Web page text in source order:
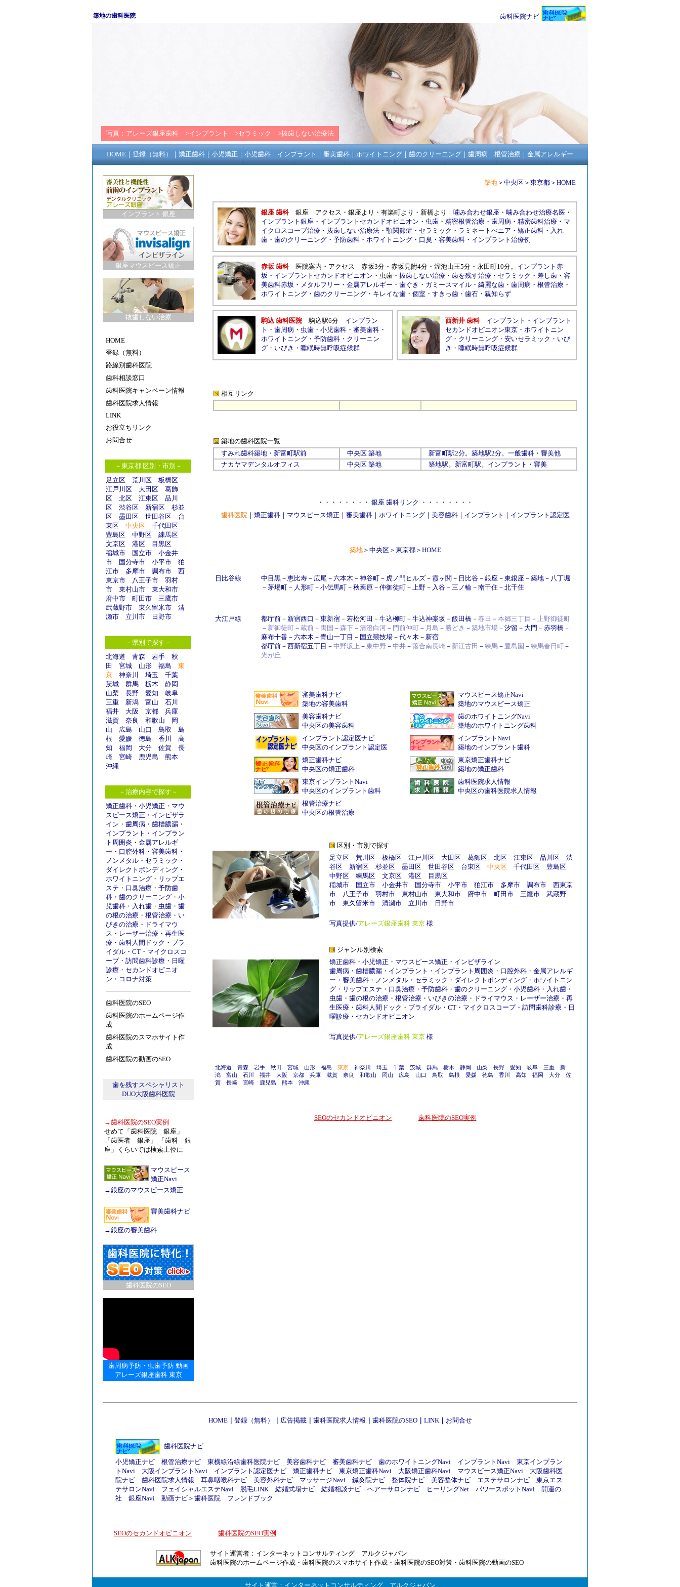
築地の歯科医院 歯科医院ナビ
写真： アレーズ銀座歯科 >インプラント >セラミック >抜歯しない治療法
HOME｜ 登録（無料） ｜ 矯正歯科｜ 小児矯正 ｜ 小児歯科｜ インプラント ｜ 審美歯科｜ ホワイトニング｜ 歯のクリーニング｜ 歯周病 ｜ 根管治療 ｜ 金属アレルギー
インプラント 銀座
銀座マウスピース矯正
抜歯しない治療
HOME
登録（無料）
路線別歯科医院
歯科相談窓口
歯科医院キャンペーン情報
歯科医院求人情報
LINK
お役立ちリンク
お問合せ
－東京都 区別・市別－
足立区
荒川区
板橋区
江戸川区
大田区
葛飾
区
北区 江東区
品川
区
渋谷区 新宿区
杉並
区
墨田区 世田谷区
台
東区
中央区
千代田区
豊島区
中野区
練馬区
文京区
港区
目黒区
稲城市
国立市 小金井
市
国分寺市 小平市
狛
江市
多摩市 調布市
西
東京市
八王子市
羽村
市
東村山市
東大和市
府中市
町田市
三鷹市
武蔵野市
東久留米市
清
瀬市
立川市 日野市
－県別で探す－
北海道
青森 岩手
秋
田
宮城 山形 福島
東
京
神奈川 埼玉
千葉
茨城
群馬 栃木
静岡
山梨
長野 愛知
岐阜
三重
新潟 富山
石川
福井
大阪 京都
兵庫
滋賀
奈良 和歌山
岡
山
広島 山口 鳥取
島
根
愛媛 徳島 香川
高
知
福岡 大分 佐賀
長
崎
宮崎 鹿児島
熊本
沖縄
－治療内容で探す－
矯正歯科 ・ 小児矯正 ・ マウ
スピース矯正 ・ インビザラ
イン ・ 歯周病 ・ 歯槽膿漏 ・
インプラント ・ インプラン
ト周囲炎 ・ 金属アレルギ
ー ・ 口腔外科 ・ 審美歯科 ・
ノンメタル ・ セラミック ・
ダイレクトボンディング ・
ホワイトニング ・ リップエ
ステ ・ 口臭治療 ・ 予防歯
科 ・ 歯のクリーニング ・ 小
児歯科 ・ 入れ歯 ・ 虫歯 ・ 歯
の根の治療 ・ 根管治療 ・ い
びきの治療 ・ ドライマウ
ス ・ レーザー治療 ・ 再生医
療 ・ 歯科人間ドック ・ ブラ
イダル ・ CT ・ マイクロスコ
ープ・ 訪問歯科診療 ・ 日曜
診療 ・ セカンドオピニオ
ン ・ コロナ対策
歯科医院のSEO
歯科医院のホームページ作
成
歯科医院のスマホサイト作
成
歯科医院の動画のSEO
歯を残すスペシャリスト
DUO大阪歯科医院
→歯科医院のSEO実例
せめて「歯科医院 銀座」
「歯医者 銀座」 「歯科 銀
座」くらいでは検索上位に
マウスピース
矯正Navi
→銀座のマウスピース矯正
審美歯科ナビ
→銀座の審美歯科
歯科医院のSEO
歯周病予防・ 虫歯予防動画
アレーズ銀座歯科 東京
築地 ＞ 中央区 ＞ 東京都 ＞ HOME
銀座 歯科 銀座 アクセス ・ 銀座より・ 有楽町より ・ 新橋より 噛み合わせ銀座 ・ 噛み合わせ治療名医 ・
インプラント銀座 ・ インプラントセカンドオピニオン ・ 虫歯 ・ 精密根管治療 ・ 歯周病 ・ 精密歯科治療 ・ マ
イクロスコープ治療 ・ 抜歯しない治療法 ・ 顎関節症 ・ セラミック ・ ラミネートべニア ・ 矯正歯科 ・ 入れ
歯 ・ 歯のクリーニング ・ 予防歯科 ・ ホワイトニング ・ 口臭 ・ 審美歯科 ・ インプラント治療例
赤坂 歯科 医院案内 ・ アクセス 赤坂3分・ 赤坂見附4分・ 溜池山王5分・ 永田町10分。 インプラント赤
坂 ・ インプラントセカンドオピニオン ・ 虫歯 ・ 抜歯しない治療 ・ 歯を残す治療 ・ セラミック ・ 差し歯 ・ 審
美歯科赤坂 ・ メタルフリー ・ 金属アレルギー ・ 歯ぐき ・ ガミースマイル ・ 綺麗な歯 ・ 歯周病 ・ 根管治療 ・
ホワイトニング ・ 歯のクリーニング ・ キレイな歯 ・ 個室 ・ すきっ歯 ・ 歯石 ・ 親知らず
駒込 歯科医院 駒込駅6分
インプラン
ト ・ 歯周病 ・ 虫歯 ・ 小児歯科 ・ 審美歯科 ・
ホワイトニング ・ 予防歯科 ・ クリーニン
グ ・ いびき ・ 睡眠時無呼吸症候群
西新井 歯科 インプラント ・ インプラント
セカンドオピニオン東京 ・ ホワイトニン
グ ・ クリーニング ・ 安いセラミック ・ いび
き ・ 睡眠時無呼吸症候群
相互リンク
築地の歯科医院一覧
すみれ歯科築地・新富町駅前
中央区 築地
新富町駅2分。築地駅2分。一般歯科・審美他
ナカヤマデンタルオフィス
中央区 築地 築地駅。新富町駅。インプラント・審美
・・・・・・・・ 銀座 歯科リンク ・・・・・・・・
歯科医院｜ 矯正歯科｜ マウスピース矯正 ｜ 審美歯科｜ ホワイトニング｜ 美容歯科｜ インプラント ｜ インプラント認定医
築地＞ 中央区＞ 東京都＞ HOME
日比谷線 中目黒－ 恵比寿－ 広尾－ 六本木 － 神谷町－ 虎ノ門ヒルズ－ 霞ヶ関 － 日比谷－ 銀座－ 東銀座－ 築地－ 八丁堀
－ 茅場町－ 人形町－ 小伝馬町－ 秋葉原－ 仲御徒町－ 上野－ 入谷－ 三ノ輪－ 南千住 － 北千住
大江戸線 都庁前－ 新宿西口 － 東新宿－ 若松河田 － 牛込柳町－ 牛込神楽坂 － 飯田橋－ 春日 － 本郷三丁目 － 上野御徒町
－ 新御徒町－ 蔵前 － 両国 － 森下－ 清澄白河－ 門前仲町－ 月島 － 勝どき － 築地市場－ 汐留 － 大門 － 赤羽橋－
麻布十番 － 六本木 － 青山一丁目 － 国立競技場－ 代々木 － 新宿
都庁前－ 西新宿五丁目 － 中野坂上 － 東中野－ 中井－ 落合南長崎－ 新江古田 － 練馬－ 豊島園 － 練馬春日町－
光が丘
審美歯科ナビ
築地の審美歯科
マウスピース矯正Navi
築地のマウスピース矯正
美容歯科ナビ
中央区の美容歯科
歯のホワイトニングNavi
築地のホワイトニング歯科
インプラント認定医ナビ
中央区のインプラント認定医
インプラントNavi
築地のインプラント歯科
矯正歯科ナビ
中央区の矯正歯科
東京矯正歯科ナビ
築地の矯正歯科
東京インプラントNavi
中央区のインプラント歯科
歯科医院求人情報
中央区の歯科医院求人情報
根管治療ナビ
中央区の根管治療
区別・市別で探す
足立区
荒川区 板橋区 江戸川区 大田区 葛飾区 北区 江東区 品川区
渋
谷区
新宿区 杉並区 墨田区 世田谷区 台東区 中央区 千代田区
豊島区
中野区
練馬区 文京区 港区
目黒区
稲城市
国立市 小金井市 国分寺市 小平市 狛江市 多摩市 調布市
西東京
市
八王子市 羽村市 東村山市 東大和市 府中市 町田市 三鷹市
武蔵野
市
東久留米市 清瀬市 立川市 日野市
写真提供/アレーズ銀座歯科 東京 様
ジャンル別検索
矯正歯科 ・ 小児矯正 ・ マウスピース矯正 ・ インビザライン
歯周病 ・ 歯槽膿漏 ・ インプラント ・ インプラント周囲炎 ・ 口腔外科 ・ 金属アレルギ
ー ・ 審美歯科 ・ ノンメタル ・ セラミック ・ ダイレクトボンディング ・ ホワイトニン
グ ・ リップエステ ・ 口臭治療 ・ 予防歯科 ・ 歯のクリーニング ・ 小児歯科 ・ 入れ歯 ・
虫歯 ・ 歯の根の治療 ・ 根管治療 ・ いびきの治療 ・ ドライマウス ・ レーザー治療 ・ 再
生医療 ・ 歯科人間ドック ・ ブライダル ・ CT ・ マイクロスコープ・ 訪問歯科診療 ・ 日
曜診療 ・ セカンドオピニオン
写真提供/アレーズ銀座歯科 東京 様
北海道 青森 岩手 秋田 宮城 山形 福島 東京 神奈川 埼玉 千葉 茨城 群馬 栃木 静岡 山梨 長野 愛知 岐阜 三重
新
潟
富山 石川 福井 大阪 京都 兵庫 滋賀 奈良 和歌山 岡山 広島 山口 鳥取 島根 愛媛 徳島 香川 高知 福岡 大分
佐
賀
長崎 宮崎 鹿児島 熊本 沖縄
SEOのセカンドオピニオン 歯科医院のSEO実例
HOME｜ 登録（無料） 広告掲載｜ 歯科医院求人情報 歯科医院のSEO｜ LINK｜ お問合せ
歯科医院ナビ
小児矯正ナビ 根管治療ナビ 東横線沿線歯科医院ナビ 美容歯科ナビ 審美歯科ナビ 歯のホワイトニングNavi インプラントNavi
東京インプラン
トNavi
大阪インプラントNavi インプラント認定医ナビ 矯正歯科ナビ 東京矯正歯科Navi 大阪矯正歯科Navi マウスピース矯正Navi
大阪歯科医
院ナビ
歯科医院求人情報 耳鼻咽喉科ナビ 美容外科ナビ マッサージNavi 鍼灸院ナビ 整体院ナビ 美容整体ナビ エステサロンナビ
東京エス
テサロンNavi
フェイシャルエステNavi 脱毛LINK 結婚式場ナビ 結婚相談ナビ ヘアーサロンナビ ヒーリングNet パワースポットNavi
開運の
社
銀座Navi 動画ナビ ＞ 歯科医院 フレンドブック
SEOのセカンドオピニオン 歯科医院のSEO実例
サイト運営者： インターネットコンサルティング アルクジャパン
歯科医院のホームページ作成 ・ 歯科医院のスマホサイト作成 ・ 歯科医院のSEO対策 ・ 歯科医院の動画のSEO
サイト運営： インターネットコンサルティング アルクジャパン